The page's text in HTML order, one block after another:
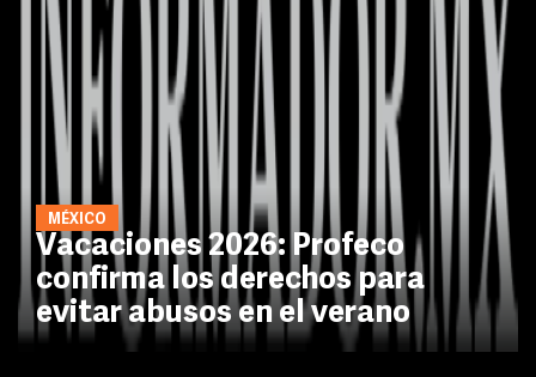
MÉXICO
Vacaciones 2026: Profeco
confirma los derechos para
evitar abusos en el verano